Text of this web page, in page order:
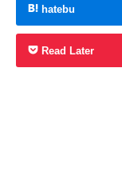
hatebu
Read Later